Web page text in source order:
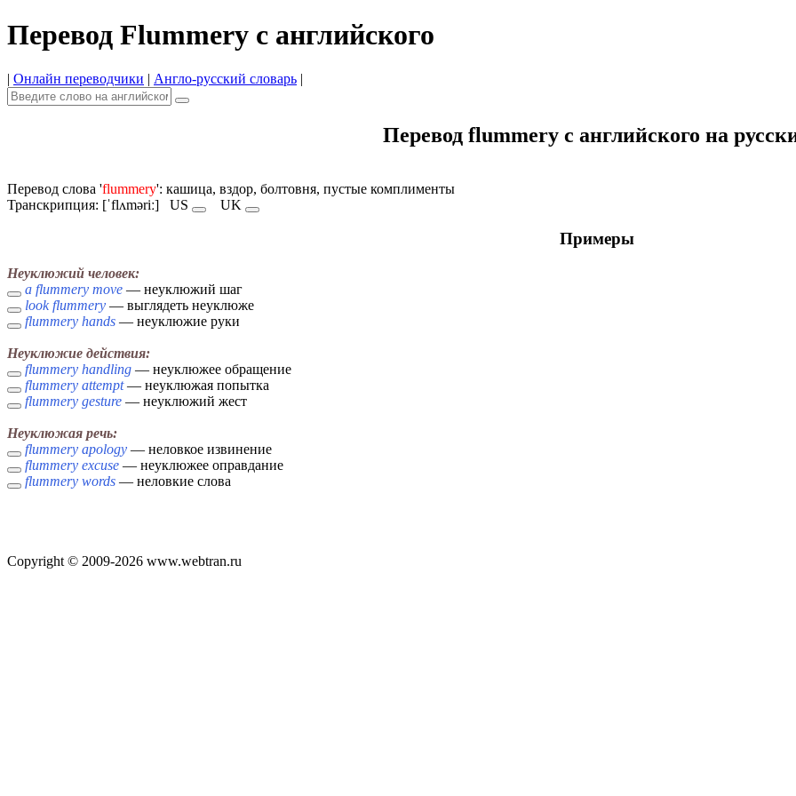
Перевод Flummery с английского
| Онлайн переводчики | Англо-русский словарь |
Перевод flummery с английского на
Перевод слова 'flummery': кашица, вздор, болтовня, пустые комплименты
Транскрипция: [ˈflʌməriː] US UK
Примеры
Неуклюжий человек:
a flummery move — неуклюжий шаг
look flummery — выглядеть неуклюже
flummery hands — неуклюжие руки
Неуклюжие действия:
flummery handling — неуклюжее обращение
flummery attempt— неуклюжая попытка
flummery gesture — неуклюжий жест
Неуклюжая речь:
flummery apology — неловкое извинение
flummery excuse — неуклюжее оправдание
flummery words — неловкие слова
Copyright © 2009-2026 www.webtran.ru